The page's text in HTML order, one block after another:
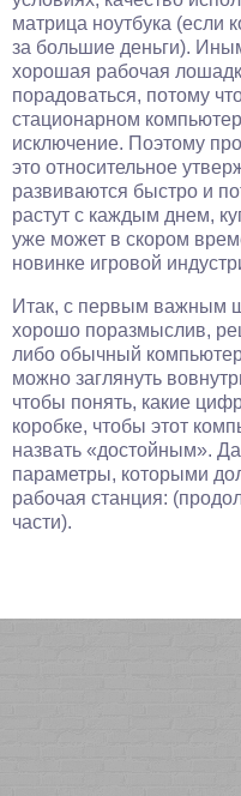
матрица ноутбука (если
за большие деньги).
хорошая рабочая
порадоваться, потому
стационарном
исключение. Поэтому
это относительное
развиваются быстро и
растут с каждым днем,
уже может в скором
новинке игровой
Итак, с первым важным
хорошо поразмыслив,
либо обычный
можно заглянуть
чтобы понять, какие
коробке, чтобы этот
назвать «достойным».
параметры, которыми
рабочая станция:
части).